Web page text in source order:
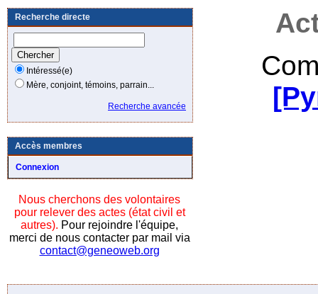
Recherche directe
Intéressé(e)
Mère, conjoint, témoins, parrain...
Recherche avancée
Accès membres
Connexion
Nous cherchons des volontaires
pour relever des actes (état civil et
autres). Pour rejoindre l'équipe,
merci de nous contacter par mail via
contact@geneoweb.org